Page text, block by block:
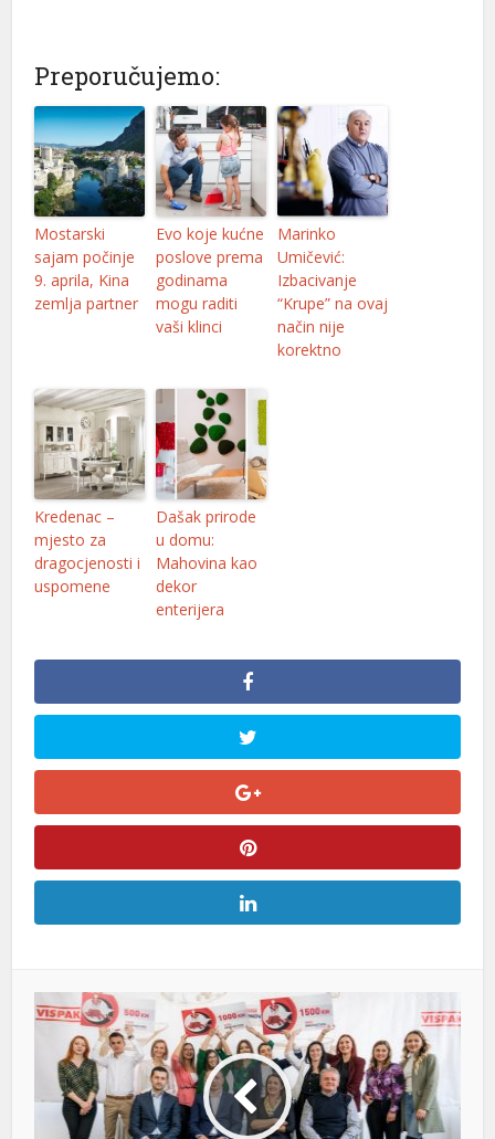
Preporučujemo:
Mostarski
sajam počinje
9. aprila, Kina
zemlja partner
Evo koje kućne
poslove prema
godinama
mogu raditi
vaši klinci
Marinko
Umičević:
Izbacivanje
“Krupe” na ovaj
način nije
korektno
Kredenac –
mjesto za
dragocjenosti i
uspomene
Dašak prirode
u domu:
Mahovina kao
dekor
enterijera